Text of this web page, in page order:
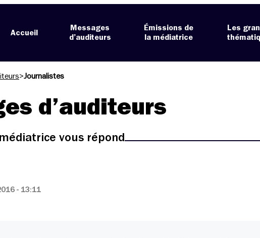
Accueil
Messages
d’auditeurs
Émissions de
la médiatrice
Les
>Journalistes
d’auditeurs
vous répond
- 13:11